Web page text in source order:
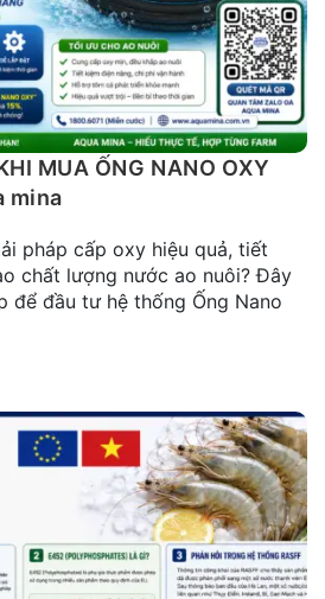
MUA ỐNG NANO OXY
mina
pháp cấp oxy hiệu quả, tiết
chất lượng nước ao nuôi? Đây
để đầu tư hệ thống Ống Nano